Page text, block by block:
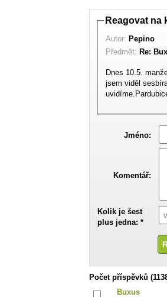
Reagovat na
Autor: Pepino
Předmět: Re:
Dnes 10.5.
jsem viděl
Jméno:
Komentář:
Kolik je šest
plus jedna: *
Počet příspěvků
Buxus